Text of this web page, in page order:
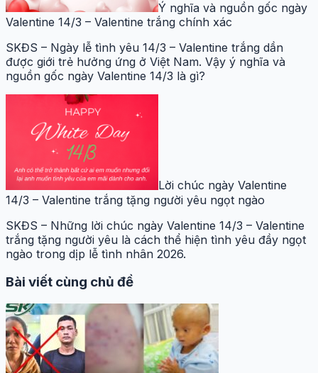
Ý nghĩa và nguồn gốc ngày
Valentine 14/3 – Valentine trắng chính xác
SKĐS – Ngày lễ tình yêu 14/3 – Valentine trắng dần
được giới trẻ hưởng ứng ở Việt Nam. Vậy ý nghĩa và
nguồn gốc ngày Valentine 14/3 là gì?
Lời chúc ngày Valentine
14/3 – Valentine trắng tặng người yêu ngọt ngào
SKĐS – Những lời chúc ngày Valentine 14/3 – Valentine
trắng tặng người yêu là cách thể hiện tình yêu đầy ngọt
ngào trong dịp lễ tình nhân 2026.
Bài viết cùng chủ đề